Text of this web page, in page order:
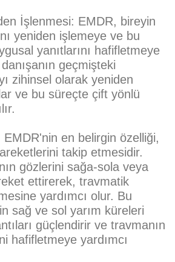
İşlenmesi: EMDR, bireyin
yeniden işlemeye ve bu
yanıtlarını hafifletmeye
geçmişteki
zihinsel olarak yeniden
ve bu süreçte çift yönlü
EMDR'nin en belirgin özelliği,
takip etmesidir.
gözlerini sağa-sola veya
ettirerek, travmatik
yardımcı olur. Bu
sağ ve sol yarım küreleri
güçlendirir ve travmanın
hafifletmeye yardımcı